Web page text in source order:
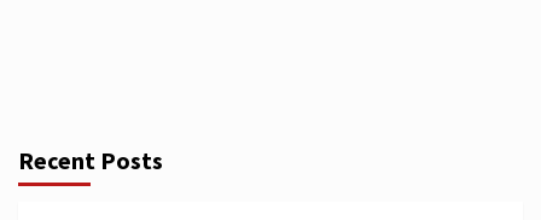
Recent Posts